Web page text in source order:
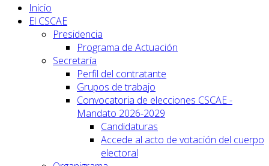
Inicio
El CSCAE
Presidencia
Programa de Actuación
Secretaría
Perfil del contratante
Grupos de trabajo
Convocatoria de elecciones CSCAE -
Mandato 2026-2029
Candidaturas
Accede al acto de votación del cuerpo
electoral